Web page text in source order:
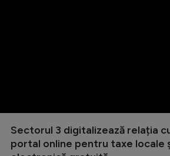
Sectorul 3 digitalizează relația
portal online pentru taxe locale